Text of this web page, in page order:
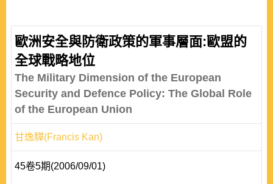
歐洲安全與防衛政策的軍事層面:歐盟的
全球戰略地位
The Military Dimension of the European
Security and Defence Policy: The Global Role
of the European Union
甘逸驊(Francis Kan)
45卷5期(2006/09/01)